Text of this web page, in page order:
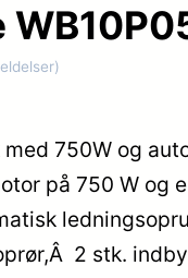
750W og
på 750 W og
2 stk.